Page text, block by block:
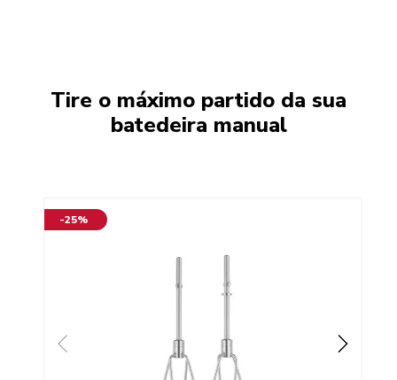
Tire o máximo partido da sua
batedeira manual
-25%